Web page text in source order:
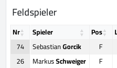
Feldspieler
Nr Spieler Pos
74
SebastianGorcik F
26
MarkusSchweiger F